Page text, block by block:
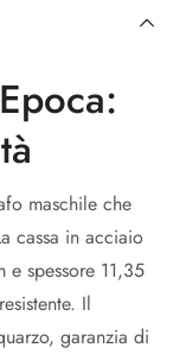
maschile che
cassa in acciaio
spessore 11,35
Il
garanzia di